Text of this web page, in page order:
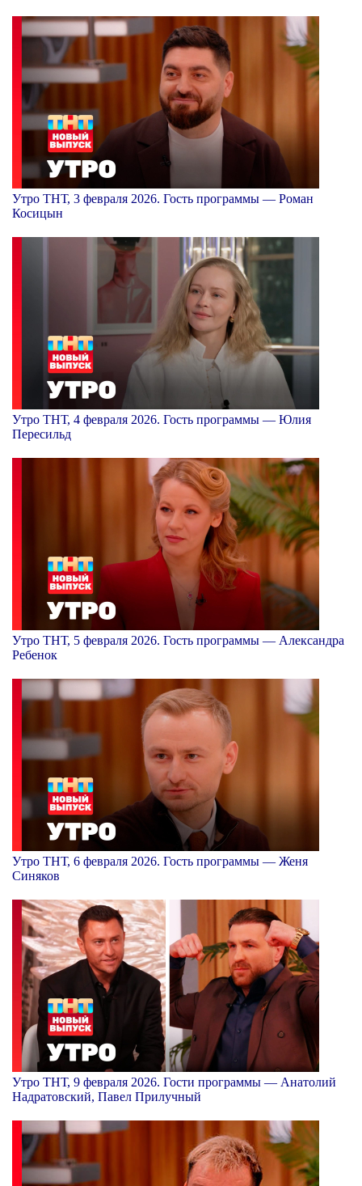
Утро ТНТ, 3 февраля 2026. Гость программы — Роман
Косицын
Утро ТНТ, 4 февраля 2026. Гость программы — Юлия
Пересильд
Утро ТНТ, 5 февраля 2026. Гость программы — Александра
Ребенок
Утро ТНТ, 6 февраля 2026. Гость программы — Женя
Синяков
Утро ТНТ, 9 февраля 2026. Гости программы — Анатолий
Надратовский, Павел Прилучный